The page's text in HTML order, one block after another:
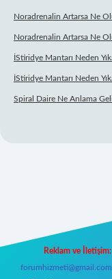
Noradrenalin Artarsa Ne
Noradrenalin Artarsa Ne
İStiridye Mantarı Neden
İStiridye Mantarı Neden
Spiral Daire Ne Anlama
Reklam ve İletişim:
forumhizmeti@gmail.com